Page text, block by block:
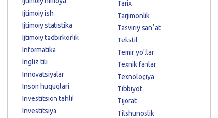
Ijtimoiy ish
Ijtimoiy statistika
Ijtimoiy tadbirkorlik
Informatika
Ingliz tili
Innovatsiyalar
Inson huquqlari
Investitsion tahlil
Investitsiya
Tarix
Tarjimonlik
Tasviriy sanʼat
Tekstil
Temir yo'llar
Texnik fanlar
Texnologiya
Tibbiyot
Tijorat
Tilshunoslik